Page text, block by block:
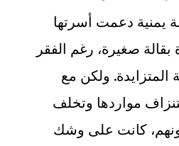
دعمت أسرتها
صغيرة، رغم الفقر
ولكن مع
مواردها وتخلف
كانت على وشك